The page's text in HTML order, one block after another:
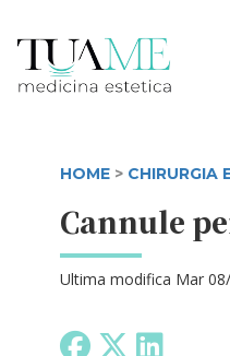
HOME > CHIRURGIA
Cannule
Ultima modifica Mar